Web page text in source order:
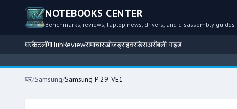
NOTEBOOKS CENTER
Benchmarks, reviews, laptop news, drivers, and disassembly guides
घरकैटलॉगHubReviewसमाचारखोजड्राइवरडिसअसेंबली गाइड
घर/Samsung/Samsung P 29-VE1